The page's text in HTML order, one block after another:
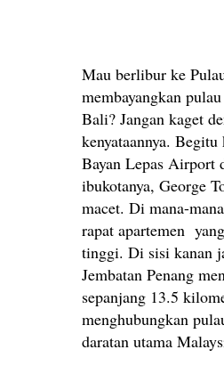
Mau berlibur ke
membayangkan
Bali? Jangan kaget
kenyataannya.
Bayan Lepas Airport
ibukotanya, George
macet. Di mana-
rapat apartemen
tinggi. Di sisi kanan
Jembatan Penang
sepanjang 13.5
menghubungkan
daratan utama